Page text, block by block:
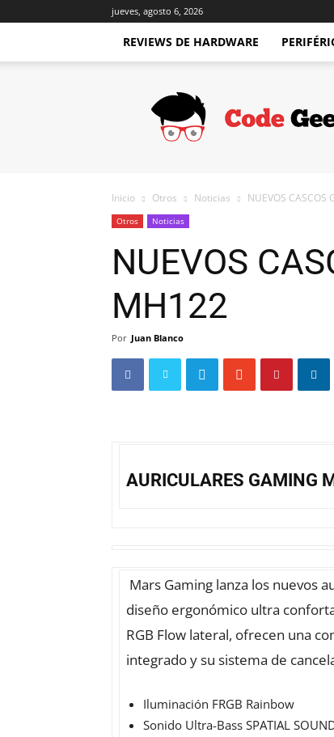
jueves, agosto 6, 2026
REVIEWS DE HARDWARE
Code
Geek
Inicio Otros Noticias NUEVOS CASCOS
Otros Noticias
NUEVOS
MH122
Por Juan Blanco
AURICULARES GAMING
Mars Gaming lanza los nuevos
diseño ergonómico ultra
RGB Flow lateral, ofrecen una
integrado y su sistema de
Iluminación FRGB Rainbow
Sonido Ultra-Bass SPATIAL